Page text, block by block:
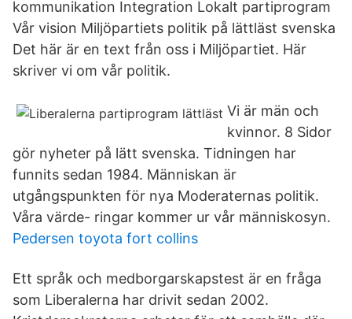
kommunikation Integration Lokalt partiprogram
Vår vision Miljöpartiets politik på lättläst svenska
Det här är en text från oss i Miljöpartiet. Här
skriver vi om vår politik.
Vi är män och
kvinnor. 8 Sidor
gör nyheter på lätt svenska. Tidningen har
funnits sedan 1984. Människan är
utgångspunkten för nya Moderaternas politik.
Våra värde- ringar kommer ur vår människosyn.
Pedersen toyota fort collins
Ett språk och medborgarskapstest är en fråga
som Liberalerna har drivit sedan 2002.